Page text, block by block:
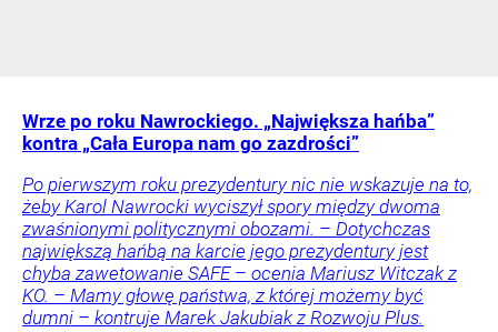
Wrze po roku Nawrockiego. „Największa hańba”
kontra „Cała Europa nam go zazdrości”
Po pierwszym roku prezydentury nic nie wskazuje na to,
żeby Karol Nawrocki wyciszył spory między dwoma
zwaśnionymi politycznymi obozami. – Dotychczas
największą hańbą na karcie jego prezydentury jest
chyba zawetowanie SAFE – ocenia Mariusz Witczak z
KO. – Mamy głowę państwa, z której możemy być
dumni – kontruje Marek Jakubiak z Rozwoju Plus.